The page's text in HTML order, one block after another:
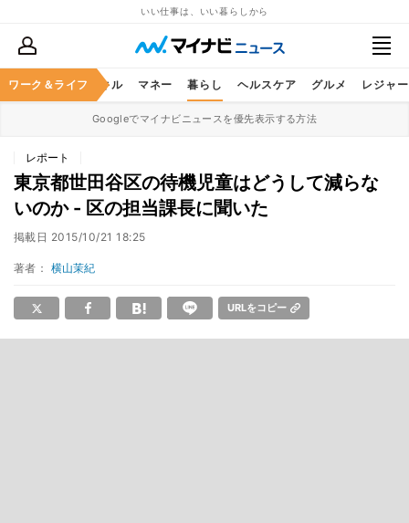
いい仕事は、いい暮らしから
ワーク＆ライフ
ア ビジネススキル マネー 暮らし ヘルスケア グルメ レジャー
Googleでマイナビニュースを優先表示する方法
レポート
東京都世田谷区の待機児童はどうして減らな
いのか - 区の担当課長に聞いた
掲載日 2015/10/21 18:25
著者： 横山茉紀
URLをコピー